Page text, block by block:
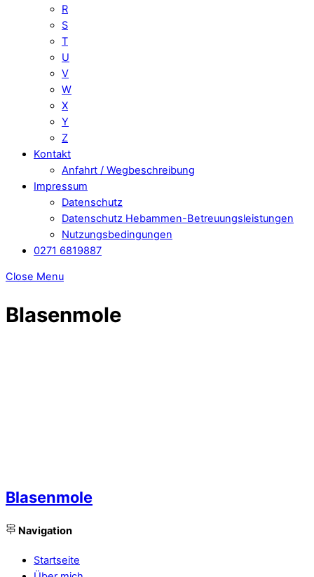
R
S
T
U
V
W
X
Y
Z
Kontakt
Anfahrt / Wegbeschreibung
Impressum
Datenschutz
Datenschutz Hebammen-Betreuungsleistungen
Nutzungsbedingungen
0271 6819887
Close Menu
Blasenmole
Blasenmole
Navigation
Startseite